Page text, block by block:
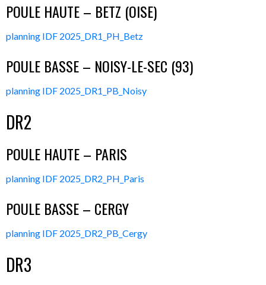
POULE HAUTE – BETZ (OISE)
planning IDF 2025_DR1_PH_Betz
POULE BASSE – NOISY-LE-SEC (93)
planning IDF 2025_DR1_PB_Noisy
DR2
POULE HAUTE – PARIS
planning IDF 2025_DR2_PH_Paris
POULE BASSE – CERGY
planning IDF 2025_DR2_PB_Cergy
DR3